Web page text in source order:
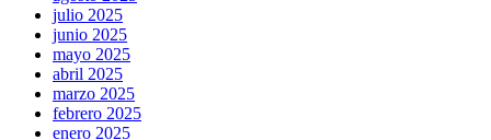
julio 2025
junio 2025
mayo 2025
abril 2025
marzo 2025
febrero 2025
enero 2025